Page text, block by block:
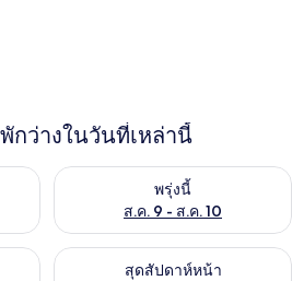
กว่างในวันที่เหล่านี้
นคืนนี้ ส.ค. 8 - ส.ค. 9พรุ่งนี้
ส.ค. 9 - ส.ค. 10
ตรวจสอบจำนวนห้องพักว่างใน
นสุดสัปดาห์นี้ ส.ค. 14 - ส.ค. 16
สุดสัปดาห์หน้า
ตรวจสอบจำนวนห้องพักว่างใน